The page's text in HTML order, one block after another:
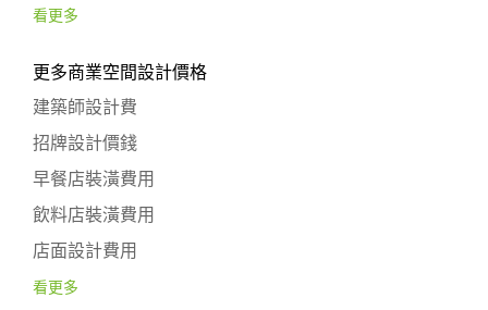
看更多
更多商業空間設計價格
建築師設計費
招牌設計價錢
早餐店裝潢費用
飲料店裝潢費用
店面設計費用
看更多